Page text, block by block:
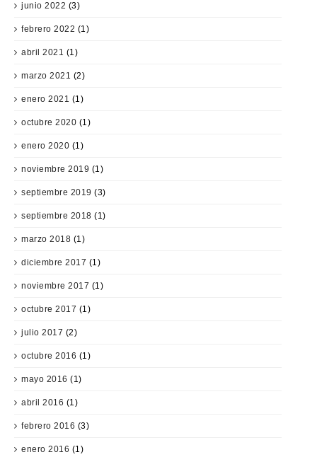
junio 2022 (3)
febrero 2022 (1)
abril 2021 (1)
marzo 2021 (2)
enero 2021 (1)
octubre 2020 (1)
enero 2020 (1)
noviembre 2019 (1)
septiembre 2019 (3)
septiembre 2018 (1)
marzo 2018 (1)
diciembre 2017 (1)
noviembre 2017 (1)
octubre 2017 (1)
julio 2017 (2)
octubre 2016 (1)
mayo 2016 (1)
abril 2016 (1)
febrero 2016 (3)
enero 2016 (1)